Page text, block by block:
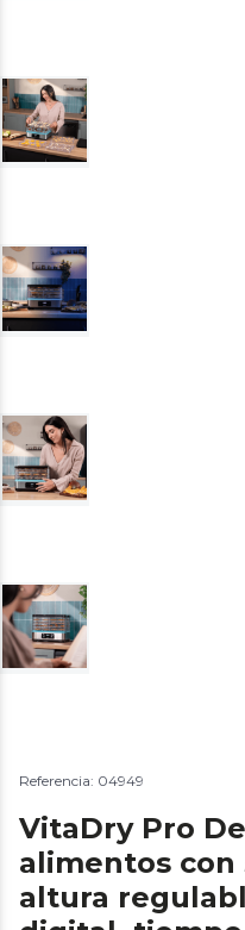
Referencia: 04949
VitaDry Pro
alimentos con
altura